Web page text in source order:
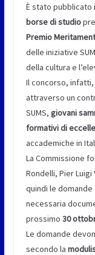
È stato pubblicato
borse di studio
Premio
delle iniziative
della cultura e
Il concorso,
attraverso un
SUMS, giovani
formativi di
accademiche in
La Commissione
Rondelli, Pier Luigi
quindi le
necessaria
prossimo 30
Le domande
secondo la